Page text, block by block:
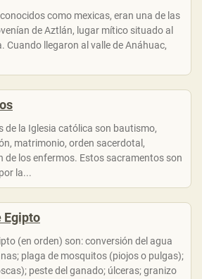
como mexicas, eran una de las
de Aztlán, lugar mítico situado al
Cuando llegaron al valle de Anáhuac,
de la Iglesia católica son bautismo,
matrimonio, orden sacerdotal,
de los enfermos. Estos sacramentos son
la...
Egipto
(en orden) son: conversión del agua
plaga de mosquitos (piojos o pulgas);
peste del ganado; úlceras; granizo